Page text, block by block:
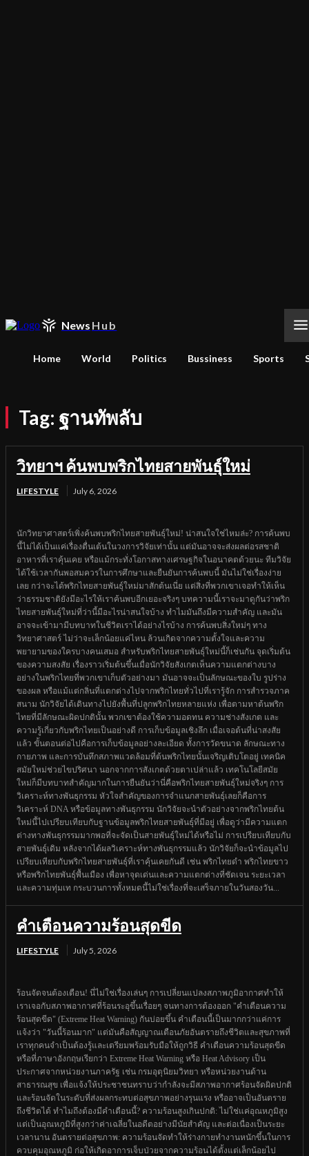
News Hub
Home World Politics Bussiness Sports
Tag: ฐานทัพลับ
วิทยาฯ ค้นพบพริกไทยสายพันธุ์ใหม่
LIFESTYLE July 6, 2026
นักวิทยาศาสตร์เพิ่งค้นพบพริกไทยสายพันธุ์ใหม่! น่าสนใจใช่ไหมล่ะ? การค้นพบ
นี้ไม่ได้เป็นแค่เรื่องตื่นเต้นในวงการวิจัยเท่านั้น แต่มันอาจจะส่งผลต่อรสชาติ
อาหารที่เราคุ้นเคย หรือแม้กระทั่งโอกาสทางเศรษฐกิจในอนาคตด้วยนะ ทีมวิจัย
ได้ใช้เวลากันพอสมควรในการศึกษาและยืนยันการค้นพบนี้ มันไม่ใช่เรื่องง่าย
เลย กว่าจะได้พริกไทยสายพันธุ์ใหม่มาสักต้นเนี่ย แต่สิ่งที่พวกเขาเจอทำให้เห็น
ว่าธรรมชาติยังมีอะไรให้เราค้นพบอีกเยอะจริงๆ บทความนี้เราจะมาดูกันว่าพริก
ไทยสายพันธุ์ใหม่ที่ว่านี้มีอะไรน่าสนใจบ้าง ทำไมมันถึงมีความสำคัญ และมัน
อาจจะเข้ามามีบทบาทในชีวิตเราได้อย่างไรบ้าง การค้นพบสิ่งใหม่ๆ ทาง
วิทยาศาสตร์ ไม่ว่าจะเล็กน้อยแค่ไหน ล้วนเกิดจากความตั้งใจและความ
พยายามของใครบางคนเสมอ สำหรับพริกไทยสายพันธุ์ใหม่นี้ก็เช่นกัน จุดเริ่มต้น
ของความสงสัย เรื่องราวเริ่มต้นขึ้นเมื่อนักวิจัยสังเกตเห็นความแตกต่างบาง
อย่างในพริกไทยที่พวกเขาเก็บตัวอย่างมา มันอาจจะเป็นลักษณะของใบ รูปร่าง
ของผล หรือแม้แต่กลิ่นที่แตกต่างไปจากพริกไทยทั่วไปที่เรารู้จัก การสำรวจภาค
สนาม นักวิจัยได้เดินทางไปยังพื้นที่ปลูกพริกไทยหลายแห่ง เพื่อตามหาต้นพริก
ไทยที่มีลักษณะผิดปกตินั้น พวกเขาต้องใช้ความอดทน ความช่างสังเกต และ
ความรู้เกี่ยวกับพริกไทยเป็นอย่างดี การเก็บข้อมูลเชิงลึก เมื่อเจอต้นที่น่าสงสัย
แล้ว ขั้นตอนต่อไปคือการเก็บข้อมูลอย่างละเอียด ทั้งการวัดขนาด ลักษณะทาง
กายภาพ และการบันทึกสภาพแวดล้อมที่ต้นพริกไทยนั้นเจริญเติบโตอยู่ เทคนิค
สมัยใหม่ช่วยไขปริศนา นอกจากการสังเกตด้วยตาเปล่าแล้ว เทคโนโลยีสมัย
ใหม่ก็มีบทบาทสำคัญมากในการยืนยันว่านี่คือพริกไทยสายพันธุ์ใหม่จริงๆ การ
วิเคราะห์ทางพันธุกรรม หัวใจสำคัญของการจำแนกสายพันธุ์เลยก็คือการ
วิเคราะห์ DNA หรือข้อมูลทางพันธุกรรม นักวิจัยจะนำตัวอย่างจากพริกไทยต้น
ใหม่นี้ไปเปรียบเทียบกับฐานข้อมูลพริกไทยสายพันธุ์ที่มีอยู่ เพื่อดูว่ามีความแตก
ต่างทางพันธุกรรมมากพอที่จะจัดเป็นสายพันธุ์ใหม่ได้หรือไม่ การเปรียบเทียบกับ
สายพันธุ์เดิม หลังจากได้ผลวิเคราะห์ทางพันธุกรรมแล้ว นักวิจัยก็จะนำข้อมูลไป
เปรียบเทียบกับพริกไทยสายพันธุ์ที่เราคุ้นเคยกันดี เช่น พริกไทยดำ พริกไทยขาว
หรือพริกไทยพันธุ์พื้นเมือง เพื่อหาจุดเด่นและความแตกต่างที่ชัดเจน ระยะเวลา
และความทุ่มเท กระบวนการทั้งหมดนี้ไม่ใช่เรื่องที่จะเสร็จภายในวันสองวัน...
คำเตือนความร้อนสุดขีด
LIFESTYLE July 5, 2026
ร้อนจัดจนต้องเตือน! นี่ไม่ใช่เรื่องเล่นๆ การเปลี่ยนแปลงสภาพภูมิอากาศทำให้
เราเจอกับสภาพอากาศที่ร้อนระอุขึ้นเรื่อยๆ จนทางการต้องออก "คำเตือนความ
ร้อนสุดขีด" (Extreme Heat Warning) กันบ่อยขึ้น คำเตือนนี้เป็นมากกว่าแค่การ
แจ้งว่า "วันนี้ร้อนมาก" แต่มันคือสัญญาณเตือนภัยอันตรายถึงชีวิตและสุขภาพที่
เราทุกคนจำเป็นต้องรู้และเตรียมพร้อมรับมือให้ถูกวิธี คำเตือนความร้อนสุดขีด
หรือที่ภาษาอังกฤษเรียกว่า Extreme Heat Warning หรือ Heat Advisory เป็น
ประกาศจากหน่วยงานภาครัฐ เช่น กรมอุตุนิยมวิทยา หรือหน่วยงานด้าน
สาธารณสุข เพื่อแจ้งให้ประชาชนทราบว่ากำลังจะมีสภาพอากาศร้อนจัดผิดปกติ
และร้อนจัดในระดับที่ส่งผลกระทบต่อสุขภาพอย่างรุนแรง หรืออาจเป็นอันตราย
ถึงชีวิตได้ ทำไมถึงต้องมีคำเตือนนี้? ความร้อนสูงเกินปกติ: ไม่ใช่แค่อุณหภูมิสูง
แต่เป็นอุณหภูมิที่สูงกว่าค่าเฉลี่ยในอดีตอย่างมีนัยสำคัญ และต่อเนื่องเป็นระยะ
เวลานาน อันตรายต่อสุขภาพ: ความร้อนจัดทำให้ร่างกายทำงานหนักขึ้นในการ
ควบคุมอุณหภูมิ ก่อให้เกิดอาการเจ็บป่วยจากความร้อนได้ตั้งแต่เล็กน้อยไป